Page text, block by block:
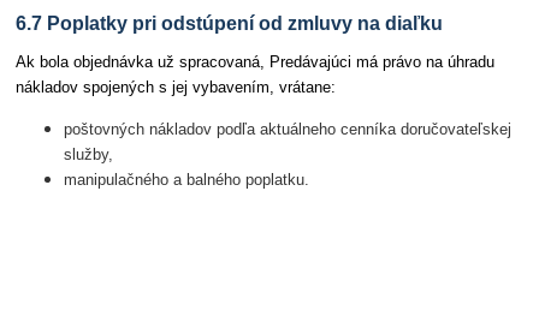
6.7 Poplatky pri odstúpení od zmluvy na diaľku
Ak bola objednávka už spracovaná, Predávajúci má právo na úhradu
nákladov spojených s jej vybavením, vrátane:
poštovných nákladov podľa aktuálneho cenníka doručovateľskej
služby,
manipulačného a balného poplatku.